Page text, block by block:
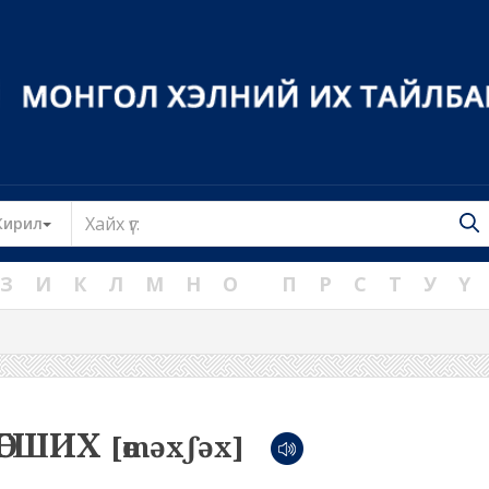
Toggle Dropdown
З И К Л М Н О П Р С Т У Ү
[өməxʃəx]